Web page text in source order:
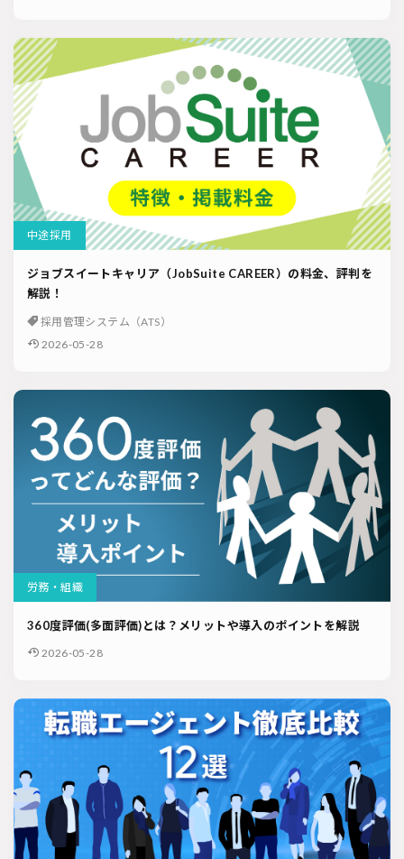
中途採用
ジョブスイートキャリア（JobSuite CAREER）の料金、評判を
解説！
採用管理システム（ATS）
2026-05-28
労務・組織
360度評価(多面評価)とは？メリットや導入のポイントを解説
2026-05-28